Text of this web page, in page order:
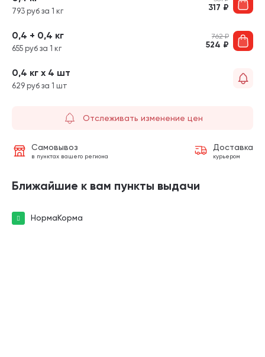
793 руб за 1 кг 317 ₽
0,4 + 0,4 кг
655 руб за 1 кг
762₽
524 ₽
0,4 кг х 4 шт
629 руб за 1 шт
Отслеживать изменение цен
Самовывоз
в пунктах вашего региона
Доставка
курьером
Ближайшие к вам пункты выдачи
НормаКорма